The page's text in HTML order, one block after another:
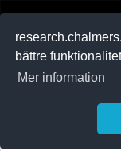
bättre
Mer information